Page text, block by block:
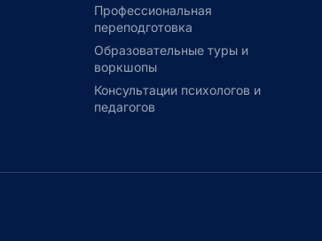
Профессиональная
переподготовка
Образовательные туры и
воркшопы
Консультации психологов и
педагогов